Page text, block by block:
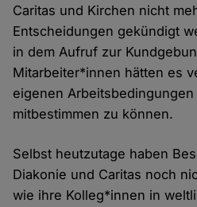
Caritas und Kirchen nicht
Entscheidungen gekündigt
in dem Aufruf zur
Mitarbeiter*innen hätten es
eigenen
mitbestimmen zu können.
Selbst heutzutage haben
Diakonie und Caritas noch
wie ihre Kolleg*innen in